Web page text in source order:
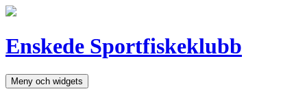
Hoppa
Enskede Sportfiskeklubb
Meny och widgets